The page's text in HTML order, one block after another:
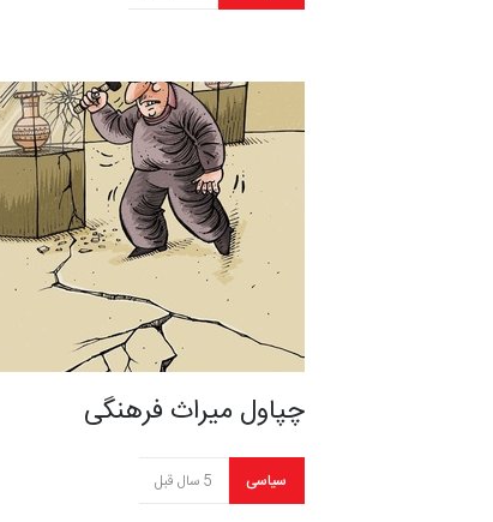
چپاول میراث فرهنگی
سیاسی 5 سال قبل